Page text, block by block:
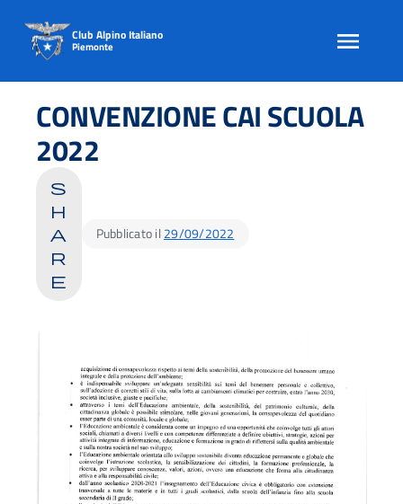
content
Club Alpino Italiano
Piemonte
CONVENZIONE CAI SCUOLA
2022
s
h
a
r
e
Pubblicato il 29/09/2022